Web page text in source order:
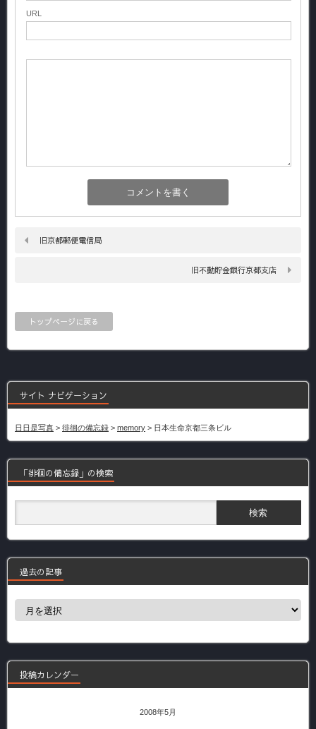
URL
旧京都郵便電信局
旧不動貯金銀行京都支店
トップページに戻る
サイト ナビゲーション
日日是写真 > 徘徊の備忘録 > memory > 日本生命京都三条ビル
「徘徊の備忘録」の検索
過去の記事
事
投稿カレンダー
2008年5月